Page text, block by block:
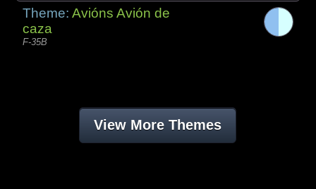
Theme:Avións Avión de
caza
F-35B
View More Themes